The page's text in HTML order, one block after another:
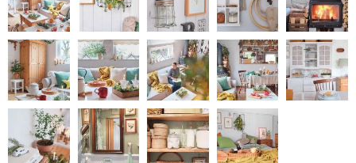
PRZYRODA
ZWIERZĘTA DOMOWE
ZWIERZĘTA W NATURZE